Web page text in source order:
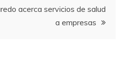
acerca servicios de salud
a empresas